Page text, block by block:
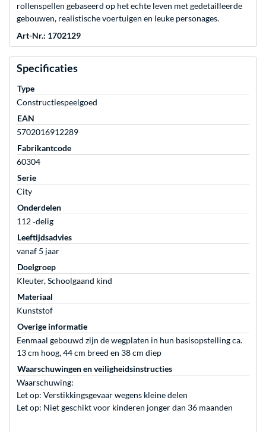
rollenspellen gebaseerd op het echte leven met gedetailleerde
gebouwen, realistische voertuigen en leuke personages.
Art-Nr.: 1702129
Specificaties
Type
Constructiespeelgoed
EAN
5702016912289
Fabrikantcode
60304
Serie
City
Onderdelen
112 ‐delig
Leeftijdsadvies
vanaf 5 jaar
Doelgroep
Kleuter, Schoolgaand kind
Materiaal
Kunststof
Overige informatie
Eenmaal gebouwd zijn de wegplaten in hun basisopstelling ca.
13 cm hoog, 44 cm breed en 38 cm diep
Waarschuwingen en veiligheidsinstructies
Waarschuwing:
Let op: Verstikkingsgevaar wegens kleine delen
Let op: Niet geschikt voor kinderen jonger dan 36 maanden